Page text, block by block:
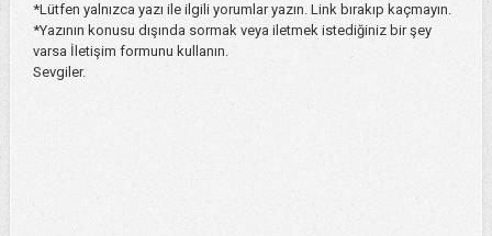
*Lütfen yalnızca yazı ile ilgili yorumlar yazın. Link bırakıp kaçmayın.
*Yazının konusu dışında sormak veya iletmek istediğiniz bir şey
varsa İletişim formunu kullanın.
Sevgiler.